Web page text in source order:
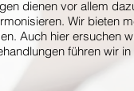
dienen vor allem
Wir bieten
Auch hier ersuchen
führen wir